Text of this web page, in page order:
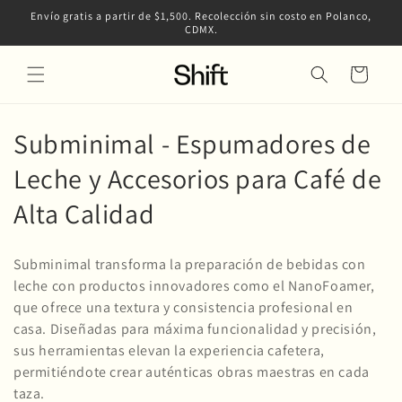
directamente
Envío gratis a partir de $1,500. Recolección sin costo en Polanco,
CDMX.
Carrito
C
o
l
c
c
i
ó
Subminimal - Espumadores de
Leche y Accesorios para Café de
Alta Calidad
Subminimal transforma la preparación de bebidas con
leche con productos innovadores como el NanoFoamer,
que ofrece una textura y consistencia profesional en
casa. Diseñadas para máxima funcionalidad y precisión,
sus herramientas elevan la experiencia cafetera,
permitiéndote crear auténticas obras maestras en cada
taza.